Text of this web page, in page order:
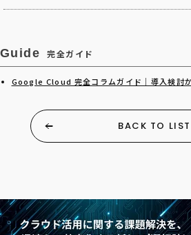
Guide 完全ガイド
Google Cloud 完全コラムガイド｜導入検討
BACK TO LIST